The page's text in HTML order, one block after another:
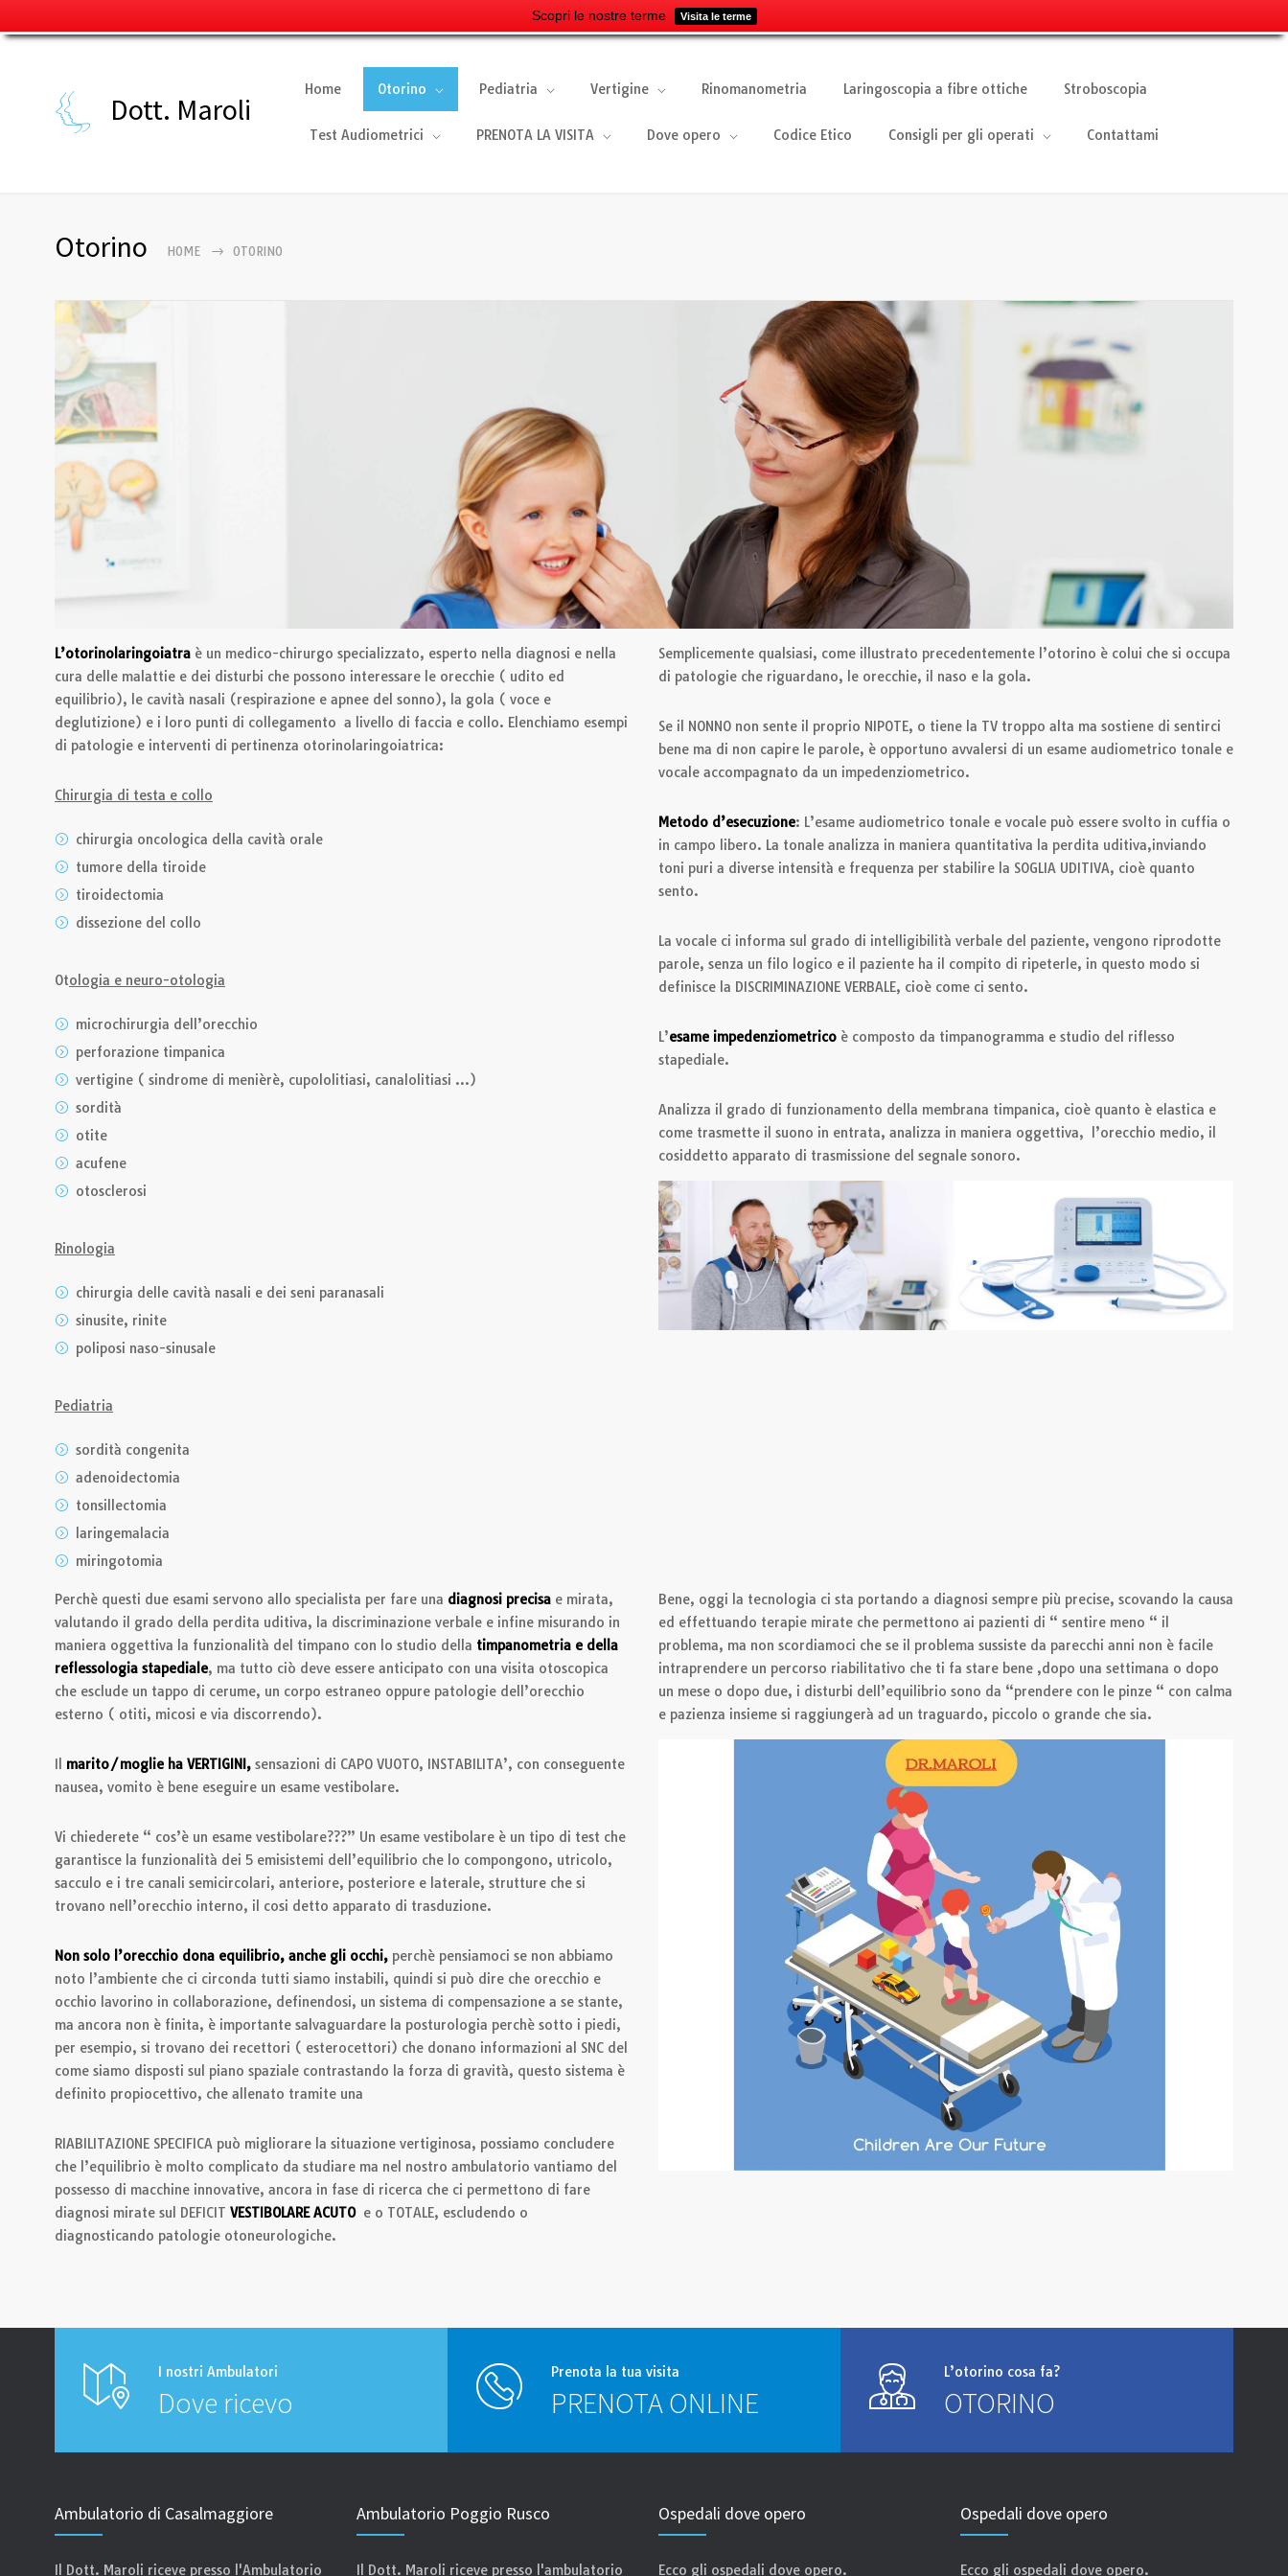
Scopri le nostre terme Visita le terme
Dott. Maroli
Home Otorino Pediatria Vertigine Rinomanometria Laringoscopia a fibre ottiche Stroboscopia
Test Audiometrici PRENOTA LA VISITA Dove opero Codice Etico Consigli per gli operati Contattami
Otorino HOME OTORINO
L’otorinolaringoiatra è un medico-chirurgo specializzato, esperto nella diagnosi e nella
cura delle malattie e dei disturbi che possono interessare le orecchie ( udito ed
equilibrio), le cavità nasali (respirazione e apnee del sonno), la gola ( voce e
deglutizione) e i loro punti di collegamento a livello di faccia e collo. Elenchiamo esempi
di patologie e interventi di pertinenza otorinolaringoiatrica:
Chirurgia di testa e collo
chirurgia oncologica della cavità orale
tumore della tiroide
tiroidectomia
dissezione del collo
Otologia e neuro-otologia
microchirurgia dell’orecchio
perforazione timpanica
vertigine ( sindrome di menièrè, cupololitiasi, canalolitiasi …)
sordità
otite
acufene
otosclerosi
Rinologia
chirurgia delle cavità nasali e dei seni paranasali
sinusite, rinite
poliposi naso-sinusale
Pediatria
sordità congenita
adenoidectomia
tonsillectomia
laringemalacia
miringotomia
Semplicemente qualsiasi, come illustrato precedentemente l’otorino è colui che si occupa
di patologie che riguardano, le orecchie, il naso e la gola.
Se il NONNO non sente il proprio NIPOTE, o tiene la TV troppo alta ma sostiene di sentirci
bene ma di non capire le parole, è opportuno avvalersi di un esame audiometrico tonale e
vocale accompagnato da un impedenziometrico.
Metodo d’esecuzione: L’esame audiometrico tonale e vocale può essere svolto in cuffia o
in campo libero. La tonale analizza in maniera quantitativa la perdita uditiva,inviando
toni puri a diverse intensità e frequenza per stabilire la SOGLIA UDITIVA, cioè quanto
sento.
La vocale ci informa sul grado di intelligibilità verbale del paziente, vengono riprodotte
parole, senza un filo logico e il paziente ha il compito di ripeterle, in questo modo si
definisce la DISCRIMINAZIONE VERBALE, cioè come ci sento.
L’esame impedenziometrico è composto da timpanogramma e studio del riflesso
stapediale.
Analizza il grado di funzionamento della membrana timpanica, cioè quanto è elastica e
come trasmette il suono in entrata, analizza in maniera oggettiva, l’orecchio medio, il
cosiddetto apparato di trasmissione del segnale sonoro.
Perchè questi due esami servono allo specialista per fare una diagnosi precisa e mirata,
valutando il grado della perdita uditiva, la discriminazione verbale e infine misurando in
maniera oggettiva la funzionalità del timpano con lo studio della timpanometria e della
reflessologia stapediale, ma tutto ciò deve essere anticipato con una visita otoscopica
che esclude un tappo di cerume, un corpo estraneo oppure patologie dell’orecchio
esterno ( otiti, micosi e via discorrendo).
Il marito/moglie ha VERTIGINI, sensazioni di CAPO VUOTO, INSTABILITA’, con conseguente
nausea, vomito è bene eseguire un esame vestibolare.
Vi chiederete “ cos’è un esame vestibolare???” Un esame vestibolare è un tipo di test che
garantisce la funzionalità dei 5 emisistemi dell’equilibrio che lo compongono, utricolo,
sacculo e i tre canali semicircolari, anteriore, posteriore e laterale, strutture che si
trovano nell’orecchio interno, il cosi detto apparato di trasduzione.
Non solo l’orecchio dona equilibrio, anche gli occhi, perchè pensiamoci se non abbiamo
noto l’ambiente che ci circonda tutti siamo instabili, quindi si può dire che orecchio e
occhio lavorino in collaborazione, definendosi, un sistema di compensazione a se stante,
ma ancora non è finita, è importante salvaguardare la posturologia perchè sotto i piedi,
per esempio, si trovano dei recettori ( esterocettori) che donano informazioni al SNC del
come siamo disposti sul piano spaziale contrastando la forza di gravità, questo sistema è
definito propiocettivo, che allenato tramite una
RIABILITAZIONE SPECIFICA può migliorare la situazione vertiginosa, possiamo concludere
che l’equilibrio è molto complicato da studiare ma nel nostro ambulatorio vantiamo del
possesso di macchine innovative, ancora in fase di ricerca che ci permettono di fare
diagnosi mirate sul DEFICIT VESTIBOLARE ACUTOe o TOTALE, escludendo o
diagnosticando patologie otoneurologiche.
Bene, oggi la tecnologia ci sta portando a diagnosi sempre più precise, scovando la causa
ed effettuando terapie mirate che permettono ai pazienti di “ sentire meno “ il
problema, ma non scordiamoci che se il problema sussiste da parecchi anni non è facile
intraprendere un percorso riabilitativo che ti fa stare bene ,dopo una settimana o dopo
un mese o dopo due, i disturbi dell’equilibrio sono da “prendere con le pinze “ con calma
e pazienza insieme si raggiungerà ad un traguardo, piccolo o grande che sia.
I nostri Ambulatori
Dove ricevo
Prenota la tua visita
PRENOTA ONLINE
L’otorino cosa fa?
OTORINO
Ambulatorio di Casalmaggiore
Il Dott. Maroli riceve presso l'Ambulatorio
Ambulatorio Poggio Rusco
Il Dott. Maroli riceve presso l'ambulatorio
Ospedali dove opero
Ecco gli ospedali dove opero.
Ospedali dove opero
Ecco gli ospedali dove opero.